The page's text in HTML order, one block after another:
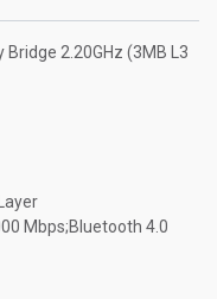
Bridge 2.20GHz (3MB L3
Mbps;Bluetooth 4.0